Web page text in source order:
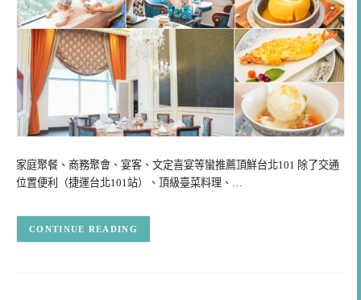
家庭聚餐、商務聚會、宴客、文定喜宴等蠻推薦頂鮮台北101 除了交通
位置便利（捷運台北101站）、頂級臺菜料理、…
CONTINUE READING